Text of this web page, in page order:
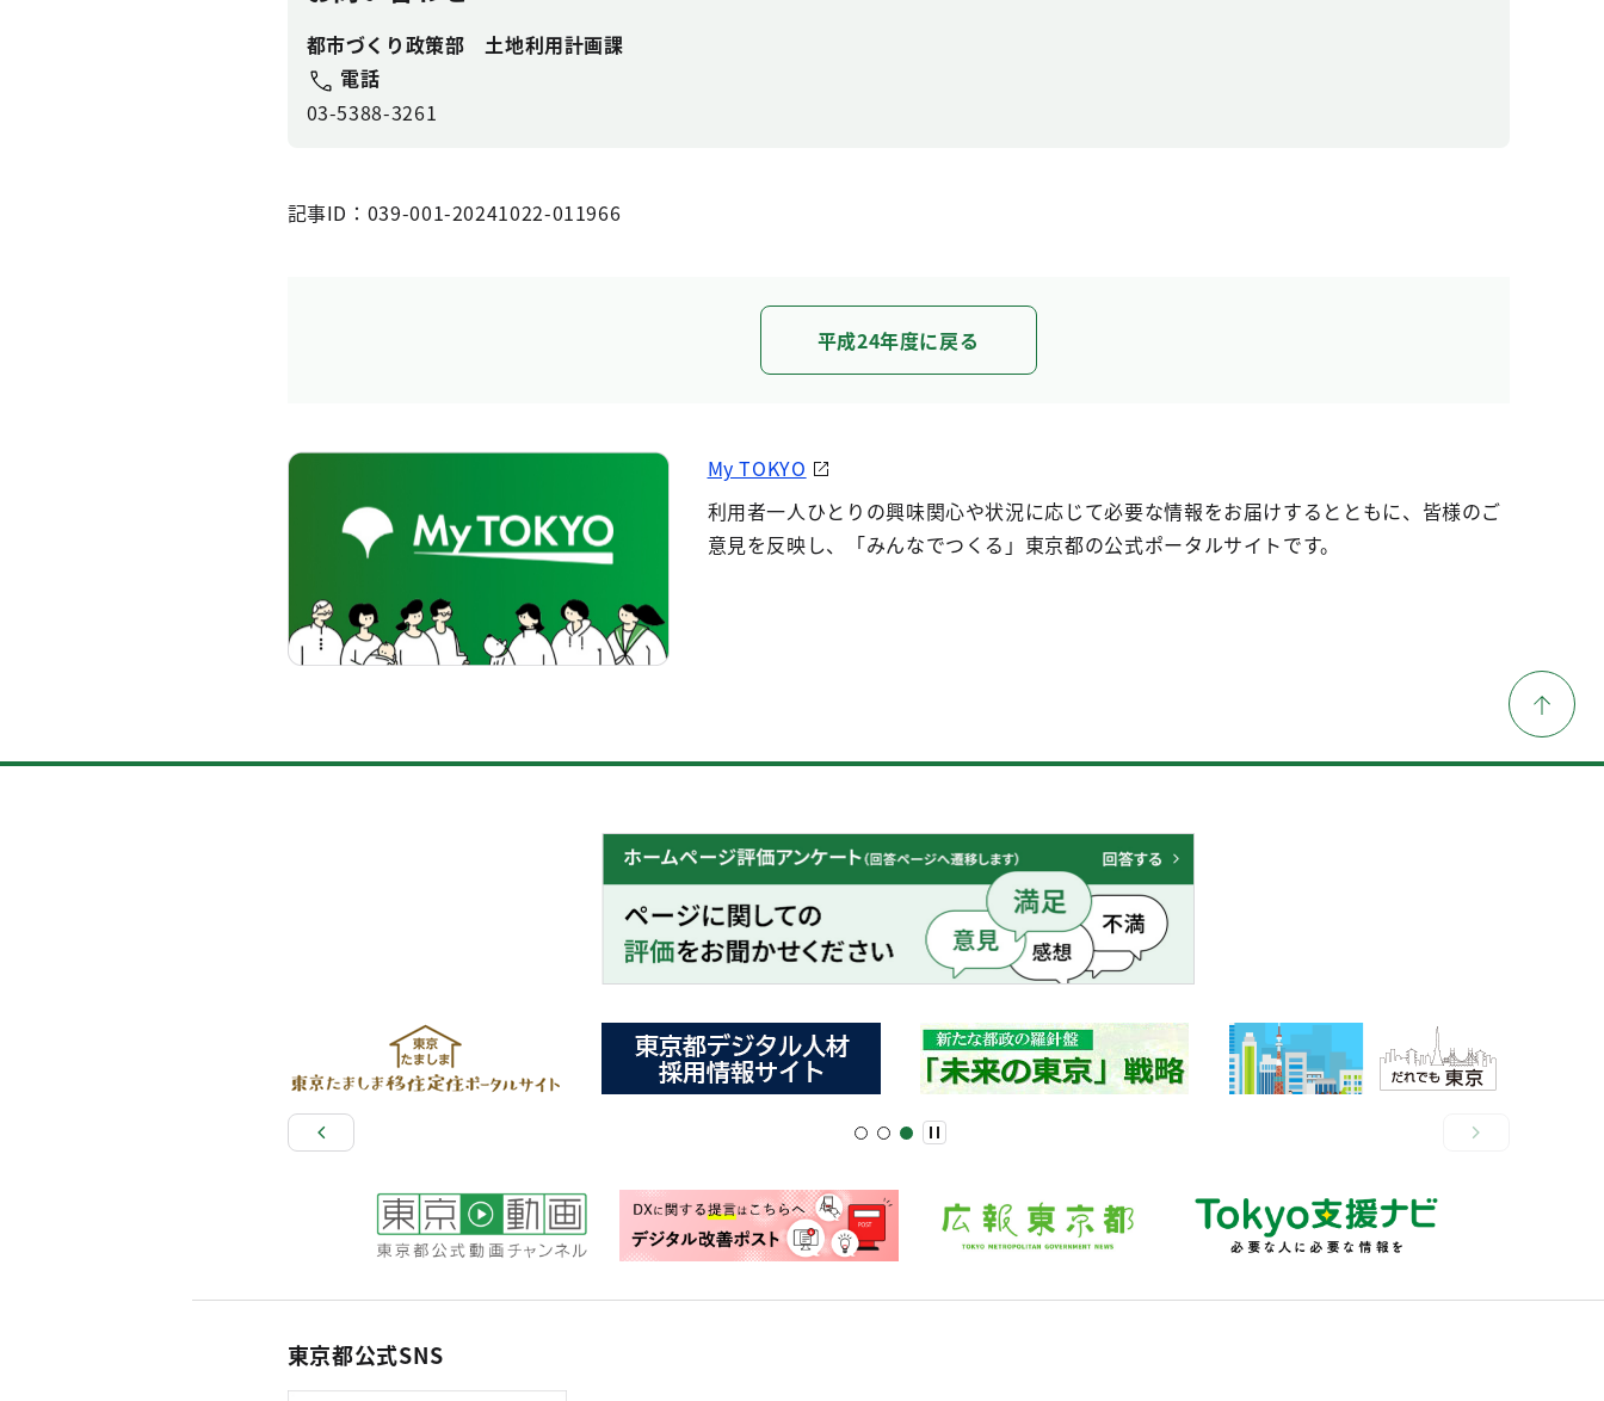
都市づくり政策部 土地利用計画課
電話
03-5388-3261
記事ID：039-001-20241022-011966
平成24年度に戻る
My TOKYO
利用者一人ひとりの興味関心や状況に応じて必要な情報をお届けするとともに、皆様のご
意見を反映し、「みんなでつくる」東京都の公式ポータルサイトです。
東京都公式SNS